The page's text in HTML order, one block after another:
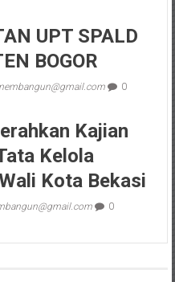
UPT SPALD
BOGOR
0
Kajian
Kelola
Kota Bekasi
0